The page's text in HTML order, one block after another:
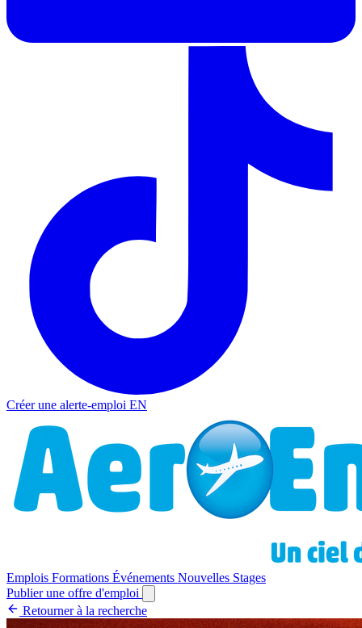
Créer une alerte-emploi EN
Emplois Formations Événements Nouvelles Stages
Publier une offre d'emploi
Retourner à la recherche